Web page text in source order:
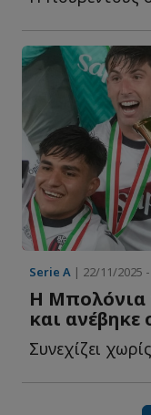
Serie A | 22/11/2025
Η Μπολόνια
και